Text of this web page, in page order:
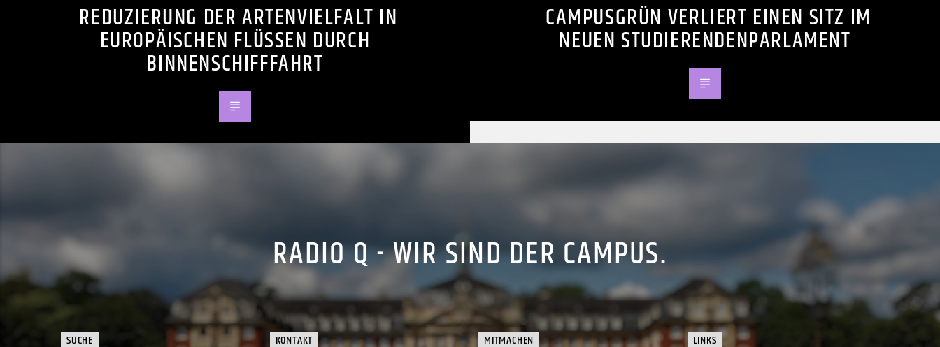
REDUZIERUNG DER ARTENVIELFALT IN
EUROPÄISCHEN FLÜSSEN DURCH
BINNENSCHIFFFAHRT
CAMPUSGRÜN VERLIERT EINEN SITZ IM
NEUEN STUDIERENDENPARLAMENT
RADIO Q - WIR SIND DER CAMPUS.
SUCHE KONTAKT MITMACHEN LINKS